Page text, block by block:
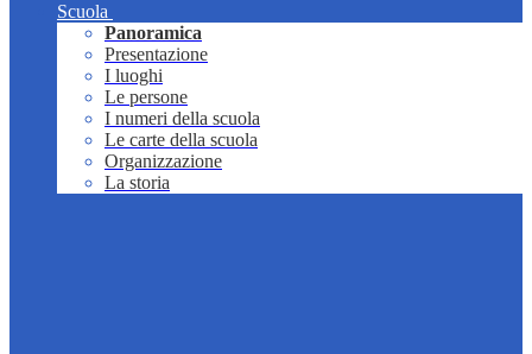
Scuola
Panoramica
Presentazione
I luoghi
Le persone
I numeri della scuola
Le carte della scuola
Organizzazione
La storia